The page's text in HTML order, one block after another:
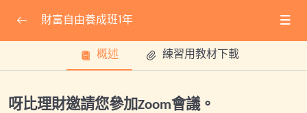
★線上會議使用方式教學★
財富自由養成班1年
概述 練習用教材下載
呀比理財邀請您參加Zoom會議。